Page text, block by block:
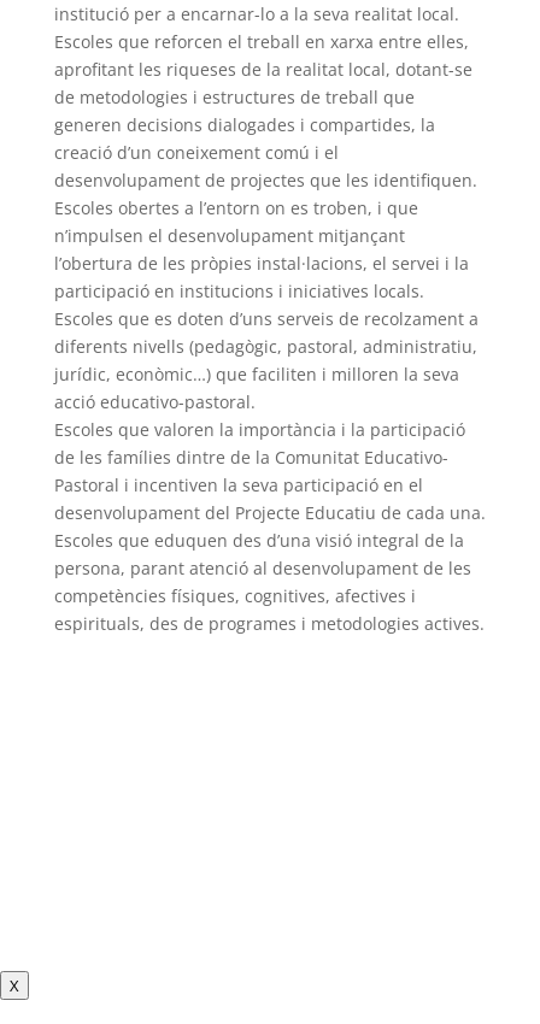
institució per a encarnar-lo a la seva realitat local.
Escoles que reforcen el treball en xarxa entre elles,
aprofitant les riqueses de la realitat local, dotant-se
de metodologies i estructures de treball que
generen decisions dialogades i compartides, la
creació d’un coneixement comú i el
desenvolupament de projectes que les identifiquen.
Escoles obertes a l’entorn on es troben, i que
n’impulsen el desenvolupament mitjançant
l’obertura de les pròpies instal·lacions, el servei i la
participació en institucions i iniciatives locals.
Escoles que es doten d’uns serveis de recolzament a
diferents nivells (pedagògic, pastoral, administratiu,
jurídic, econòmic…) que faciliten i milloren la seva
acció educativo-pastoral.
Escoles que valoren la importància i la participació
de les famílies dintre de la Comunitat Educativo-
Pastoral i incentiven la seva participació en el
desenvolupament del Projecte Educatiu de cada una.
Escoles que eduquen des d’una visió integral de la
persona, parant atenció al desenvolupament de les
competències físiques, cognitives, afectives i
espirituals, des de programes i metodologies actives.
X